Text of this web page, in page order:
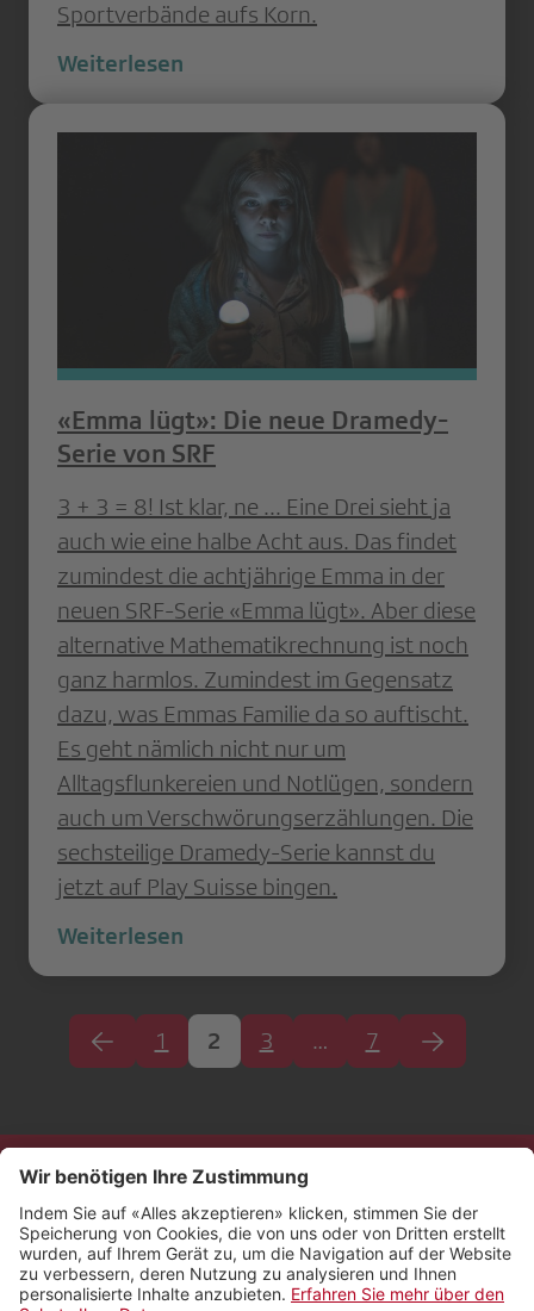
Sportverbände aufs Korn.
Weiterlesen
«Emma lügt»: Die neue Dramedy-
Serie von SRF
3 + 3 = 8! Ist klar, ne ... Eine Drei sieht ja
auch wie eine halbe Acht aus. Das findet
zumindest die achtjährige Emma in der
neuen SRF-Serie «Emma lügt». Aber diese
alternative Mathematikrechnung ist noch
ganz harmlos. Zumindest im Gegensatz
dazu, was Emmas Familie da so auftischt.
Es geht nämlich nicht nur um
Alltagsflunkereien und Notlügen, sondern
auch um Verschwörungserzählungen. Die
sechsteilige Dramedy-Serie kannst du
jetzt auf Play Suisse bingen.
Weiterlesen
1 2 3 … 7
Kontakt
Impressum
Rechtliches